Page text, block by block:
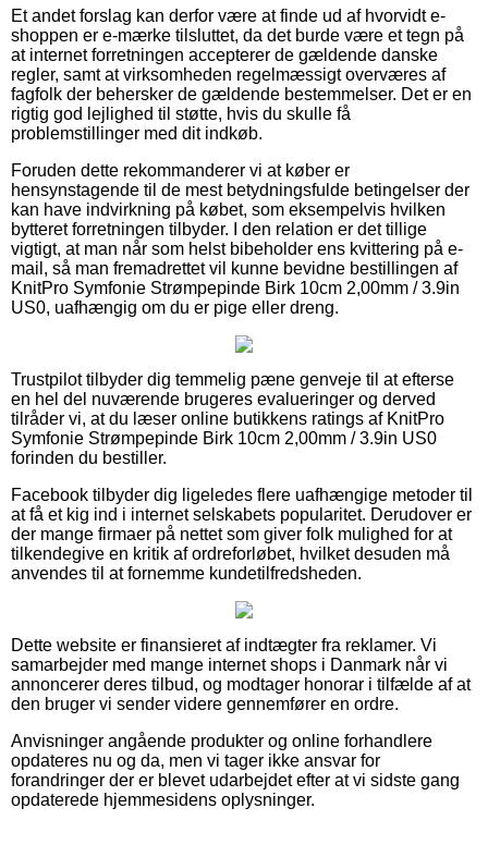
Et andet forslag kan derfor være at finde ud af hvorvidt e-
shoppen er e-mærke tilsluttet, da det burde være et tegn på
at internet forretningen accepterer de gældende danske
regler, samt at virksomheden regelmæssigt overværes af
fagfolk der behersker de gældende bestemmelser. Det er en
rigtig god lejlighed til støtte, hvis du skulle få
problemstillinger med dit indkøb.
Foruden dette rekommanderer vi at køber er
hensynstagende til de mest betydningsfulde betingelser der
kan have indvirkning på købet, som eksempelvis hvilken
bytteret forretningen tilbyder. I den relation er det tillige
vigtigt, at man når som helst bibeholder ens kvittering på e-
mail, så man fremadrettet vil kunne bevidne bestillingen af
KnitPro Symfonie Strømpepinde Birk 10cm 2,00mm / 3.9in
US0, uafhængig om du er pige eller dreng.
Trustpilot tilbyder dig temmelig pæne genveje til at efterse
en hel del nuværende brugeres evalueringer og derved
tilråder vi, at du læser online butikkens ratings af KnitPro
Symfonie Strømpepinde Birk 10cm 2,00mm / 3.9in US0
forinden du bestiller.
Facebook tilbyder dig ligeledes flere uafhængige metoder til
at få et kig ind i internet selskabets popularitet. Derudover er
der mange firmaer på nettet som giver folk mulighed for at
tilkendegive en kritik af ordreforløbet, hvilket desuden må
anvendes til at fornemme kundetilfredsheden.
Dette website er finansieret af indtægter fra reklamer. Vi
samarbejder med mange internet shops i Danmark når vi
annoncerer deres tilbud, og modtager honorar i tilfælde af at
den bruger vi sender videre gennemfører en ordre.
Anvisninger angående produkter og online forhandlere
opdateres nu og da, men vi tager ikke ansvar for
forandringer der er blevet udarbejdet efter at vi sidste gang
opdaterede hjemmesidens oplysninger.